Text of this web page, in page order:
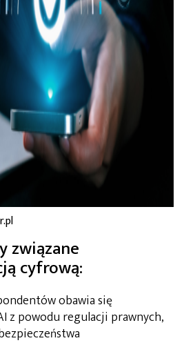
związane
cyfrową:
obawia się
z powodu regulacji prawnych,